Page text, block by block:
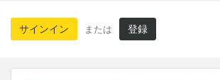
サインイン または 登録